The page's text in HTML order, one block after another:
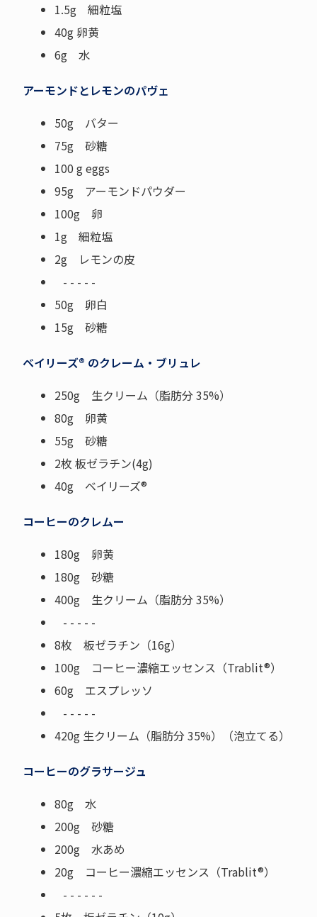
1.5g 細粒塩
40g 卵黄
6g 水
アーモンドとレモンのパヴェ
50g バター
75g 砂糖
100 g eggs
95g アーモンドパウダー
100g 卵
1g 細粒塩
2g レモンの皮
- - - - -
50g 卵白
15g 砂糖
ベイリーズ® のクレーム・ブリュレ
250g 生クリーム（脂肪分 35%）
80g 卵黄
55g 砂糖
2枚 板ゼラチン(4g)
40g ベイリーズ®
コーヒーのクレムー
180g 卵黄
180g 砂糖
400g 生クリーム（脂肪分 35%）
- - - - -
8枚 板ゼラチン（16g）
100g コーヒー濃縮エッセンス（Trablit®）
60g エスプレッソ
- - - - -
420g 生クリーム（脂肪分 35%）（泡立てる）
コーヒーのグラサージュ
80g 水
200g 砂糖
200g 水あめ
20g コーヒー濃縮エッセンス（Trablit®）
- - - - - -